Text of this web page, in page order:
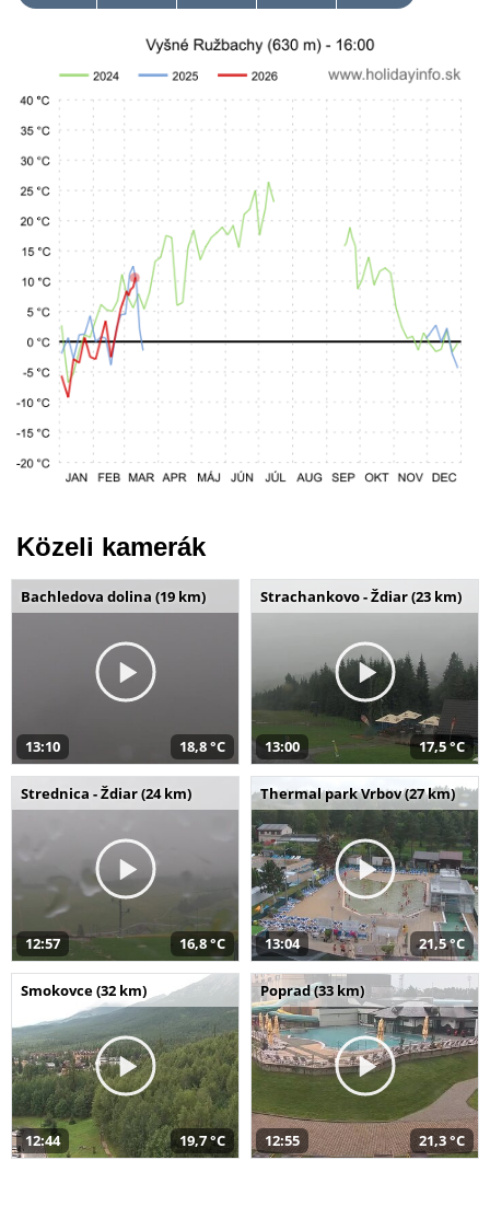
Közeli kamerák
Bachledova dolina (19 km)
13:10 18,8 °C
Strachankovo - Ždiar (23 km)
13:00 17,5 °C
Strednica - Ždiar (24 km)
12:57 16,8 °C
Thermal park Vrbov (27 km)
13:04 21,5 °C
Smokovce (32 km)
12:44 19,7 °C
Poprad (33 km)
12:55 21,3 °C